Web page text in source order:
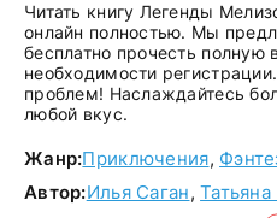
Читать книгу Легенды
онлайн полностью. Мы
бесплатно прочесть полную
необходимости
проблем! Наслаждайтесь
любой вкус.
Жанр:Приключения,
Автор:Илья Саган,